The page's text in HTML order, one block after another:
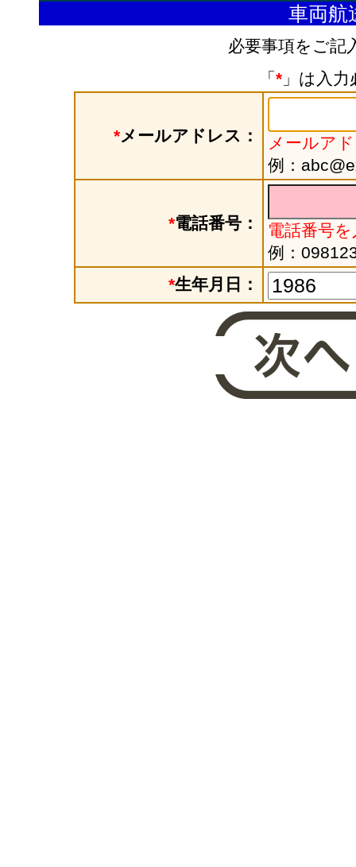
車両航
必要事項をご記
「 *」は入力
*メールアドレス：
メールア
例：
*電話番号：
電話番号
例：
*生年月日：